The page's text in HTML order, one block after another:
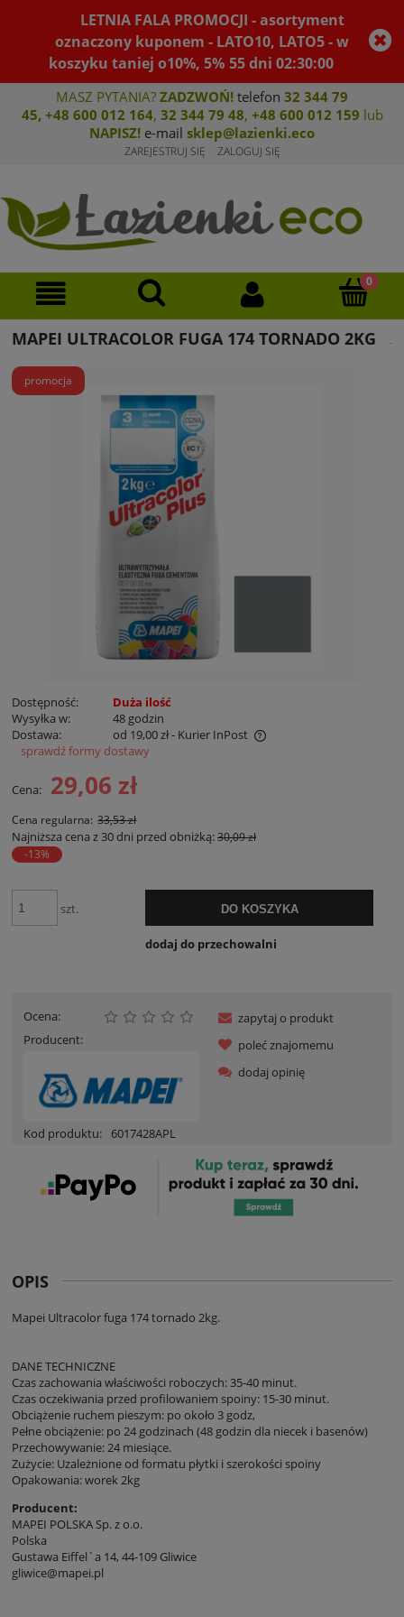
LETNIA FALA PROMOCJI - asortyment
oznaczony kuponem - LATO10, LATO5 - w
koszyku taniej o10%, 5% 55dni02:29:59
MASZ PYTANIA? ZADZWOŃ! telefon 32 344 79
45, +48 600 012 164, 32 344 79 48, +48 600 012 159 lub
NAPISZ! e-mail sklep@lazienki.eco
ZAREJESTRUJ SIĘ ZALOGUJ SIĘ
MAPEI ULTRACOLOR FUGA 174 TORNADO 2KG
promocja
Dostępność:
Duża ilość
Wysyłka w:
48 godzin
Dostawa:
od 19,00 zł- Kurier InPost
Cena nie zawiera ewentualnych kosztów płatności
sprawdź formy dostawy
Cena: 29,06 zł
Cena regularna: 33,53 zł
Najniższa cena z 30 dni przed obniżką:30,09 zł
-13%
szt. DO KOSZYKA
dodaj do przechowalni
Ocena:
Producent:
Kod produktu: 6017428APL
zapytaj o produkt
poleć znajomemu
dodaj opinię
OPIS
Mapei Ultracolor fuga 174 tornado 2kg.
DANE TECHNICZNE
Czas zachowania właściwości roboczych: 35-40 minut.
Czas oczekiwania przed profilowaniem spoiny: 15-30 minut.
Obciążenie ruchem pieszym: po około 3 godz,
Pełne obciążenie: po 24 godzinach (48 godzin dla niecek i basenów)
Przechowywanie: 24 miesiące.
Zużycie: Uzależnione od formatu płytki i szerokości spoiny
Opakowania: worek 2kg
Producent:
MAPEI POLSKA Sp. z o.o.
Polska
Gustawa Eiffel`a 14, 44-109 Gliwice
gliwice@mapei.pl